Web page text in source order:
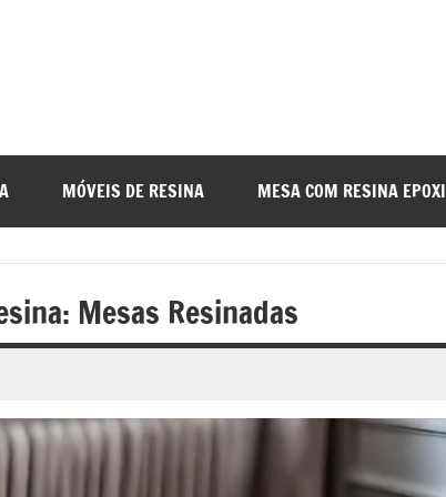
MÓVEIS DE RESINA MESA COM RESINA EPOXI
Mesas Resinadas